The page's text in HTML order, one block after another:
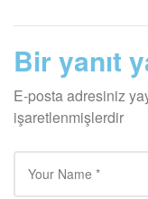
Gebze et Çayırova
Otomasyon
Bir yanıt
E-posta adresiniz
işaretlenmişlerdir